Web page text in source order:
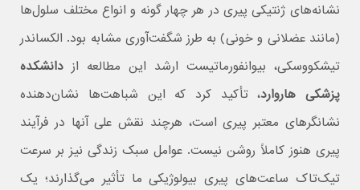
نشانه‌های ژنتیکی پیری در هر چهار گونه و انواع مختلف سلول‌ها
(مانند عضلانی و خونی) به طرز شگفت‌آوری مشابه بود. الکساندر
تیشکووسکی، بیوانفورماتیست ارشد این مطالعه از دانشکده
پزشکی هاروارد، تأکید کرد که این شباهت‌ها نشان‌دهنده
نشانگرهای معتبر پیری است، هرچند نقش علی آنها در فرآیند
پیری هنوز کاملاً روشن نیست. عوامل سبک زندگی نیز بر سرعت
تیک‌تاک ساعت‌های پیری بیولوژیکی ما تأثیر می‌گذارند؛ یک